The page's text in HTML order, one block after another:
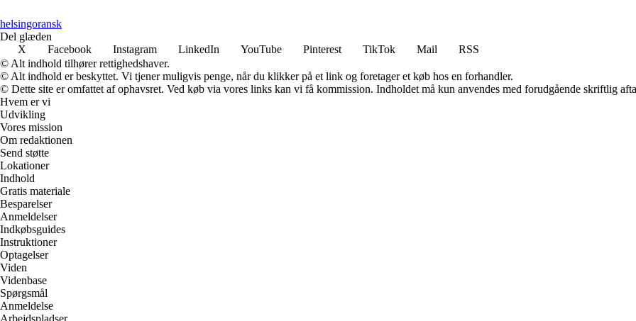
helsingoransk
Del glæden
X
Facebook Instagram LinkedIn YouTube Pinterest TikTok Mail
RSS
© Alt indhold tilhører rettighedshaver.
© Alt indhold er beskyttet. Vi tjener muligvis penge, når du klikker på et link og foretager et køb hos en forhandler.
© Dette site er omfattet af ophavsret. Ved køb via vores links kan vi få kommission. Indholdet må kun anvendes med forudgående skriftlig
Hvem er vi
Udvikling
Vores mission
Om redaktionen
Send støtte
Lokationer
Indhold
Gratis materiale
Besparelser
Anmeldelser
Indkøbsguides
Instruktioner
Optagelser
Viden
Videnbase
Spørgsmål
Anmeldelse